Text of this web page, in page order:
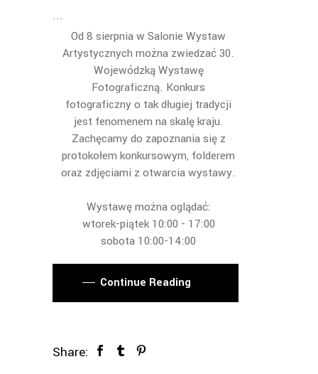
Od 8 sierpnia w Salonie Wystaw
Artystycznych można zwiedzać 30.
Wojewódzką Wystawę
Fotograficzną. Konkurs
fotograficzny o tak długiej tradycji
jest fenomenem na skalę kraju.
Zachęcamy do zapoznania się z
protokołem konkursowym, folderem
oraz zdjęciami z otwarcia wystawy.
Wystawę można oglądać:
wtorek-piątek 10:00 - 17:00
sobota 10:00-14:00
Continue Reading
Share: